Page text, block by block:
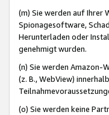
(m) Sie werden auf Ihrer
Spionagesoftware,
Herunterladen oder
genehmigt wurden.
(n) Sie werden Amazon-
(z. B., WebView)
(o) Sie werden keine